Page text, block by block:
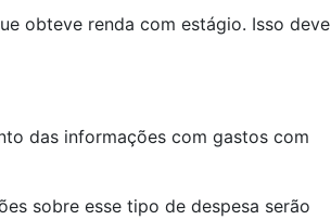
obteve renda com estágio. Isso deve
das informações com gastos com
sobre esse tipo de despesa serão